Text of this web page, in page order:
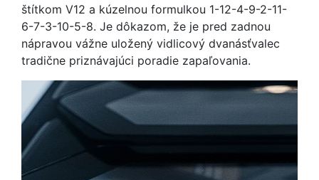
štítkom V12 a kúzelnou formulkou 1-12-4-9-2-11-
6-7-3-10-5-8. Je dôkazom, že je pred zadnou
nápravou vážne uložený vidlicový dvanásťvalec
tradične priznávajúci poradie zapaľovania.